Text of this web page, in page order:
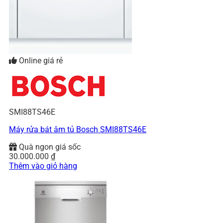
Online giá rẻ
SMI88TS46E
Máy rửa bát âm tủ Bosch SMI88TS46E
Quà ngon giá sốc
30.000.000 ₫
Thêm vào giỏ hàng